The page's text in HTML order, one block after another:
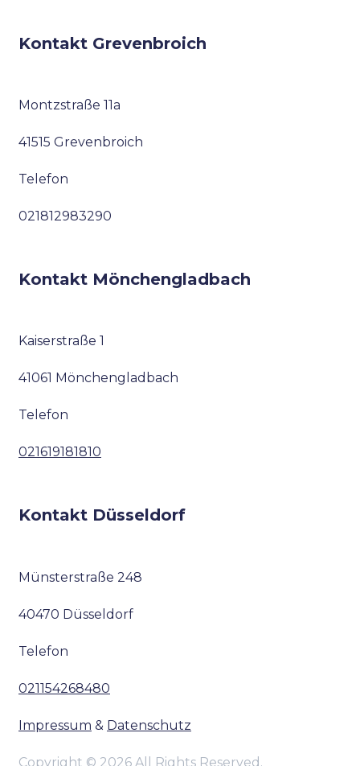
Kontakt Grevenbroich
Montzstraße 11a
41515 Grevenbroich
Telefon
021812983290
Kontakt Mönchengladbach
Kaiserstraße 1
41061 Mönchengladbach
Telefon
021619181810
Kontakt Düsseldorf
Münsterstraße 248
40470 Düsseldorf
Telefon
021154268480
Impressum & Datenschutz
Copyright © 2026 All Rights Reserved.